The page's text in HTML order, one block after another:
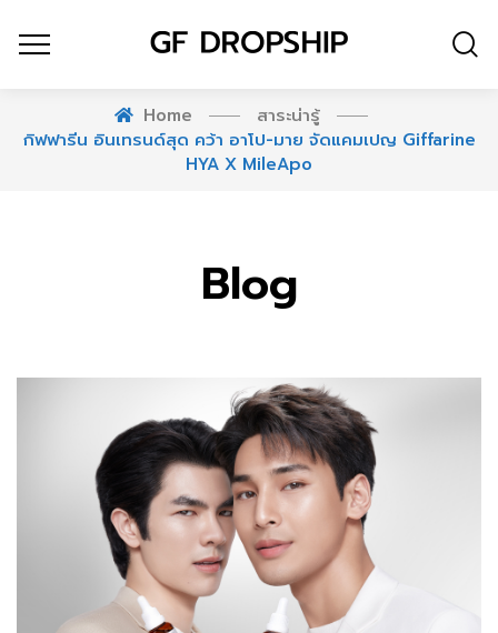
Home
สาระน่ารู้
กิฟฟารีน อินเทรนด์สุด คว้า อาโป-มาย จัดแคมเปญ Giffarine
HYA X MileApo
Blog